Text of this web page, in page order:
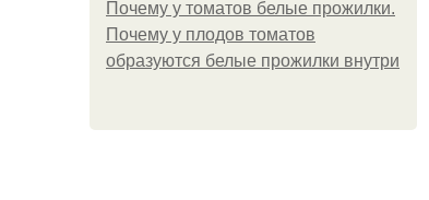
Почему у томатов белые прожилки.
Почему у плодов томатов
образуются белые прожилки внутри